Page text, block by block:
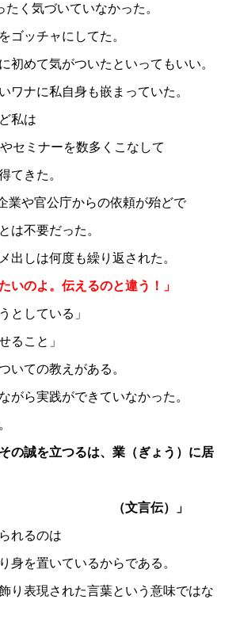
たく気づいていなかった。
ゴッチャにしてた。
初めて気がついたといってもいい。
ワナに私自身も嵌まっていた。
私は
セミナーを数多くこなして
てきた。
業や官公庁からの依頼が殆どで
は不要だった。
出しは何度も繰り返された。
いのよ。伝えるのと違う！」
としている」
ること」
いての教えがある。
がら実践ができていなかった。
の誠を立つるは、業（ぎょう）に居
伝）」
れるのは
身を置いているからである。
り表現された言葉という意味ではな